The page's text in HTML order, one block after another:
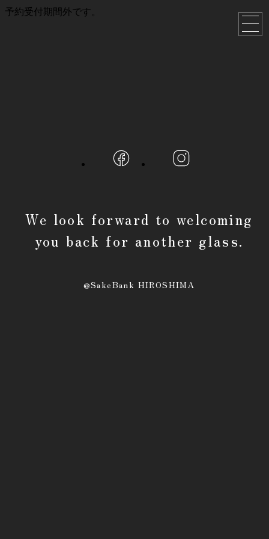
予約受付期間外です。
We look forward to welcoming
you back for another glass.
@SakeBank HIROSHIMA